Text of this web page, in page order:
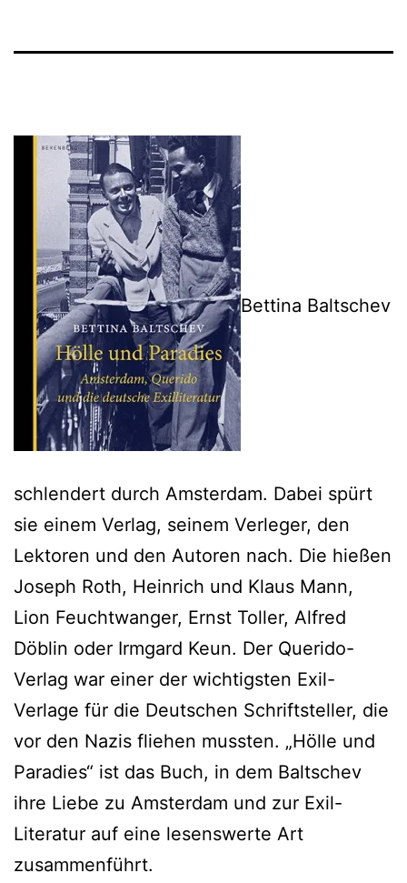
Bettina Baltschev
schlendert durch Amsterdam. Dabei spürt
sie einem Verlag, seinem Verleger, den
Lektoren und den Autoren nach. Die hießen
Joseph Roth, Heinrich und Klaus Mann,
Lion Feuchtwanger, Ernst Toller, Alfred
Döblin oder Irmgard Keun. Der Querido-
Verlag war einer der wichtigsten Exil-
Verlage für die Deutschen Schriftsteller, die
vor den Nazis fliehen mussten. „Hölle und
Paradies“ ist das Buch, in dem Baltschev
ihre Liebe zu Amsterdam und zur Exil-
Literatur auf eine lesenswerte Art
zusammenführt.